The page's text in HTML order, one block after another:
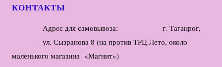
КОНТАКТЫ
Адрес для самовывоза: г. Таганрог,
ул. Сызранова 8 (на против ТРЦ Лето, около
маленького магазина «Магнит»)